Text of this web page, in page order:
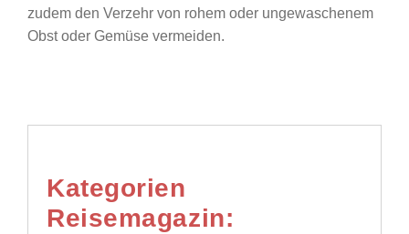
zudem den Verzehr von rohem oder ungewaschenem
Obst oder Gemüse vermeiden.
Kategorien
Reisemagazin: